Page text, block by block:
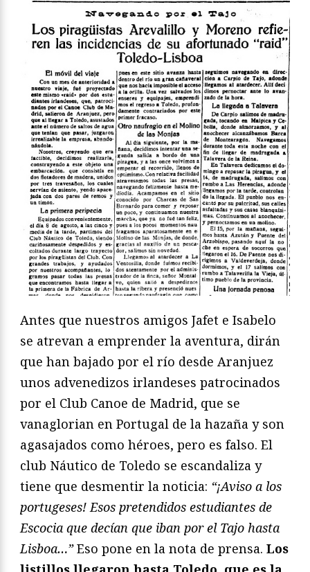
Antes que nuestros amigos Jafet e Isabelo
se atrevan a emprender la aventura, dirán
que han bajado por el río desde Aranjuez
unos advenedizos irlandeses patrocinados
por el Club Canoe de Madrid, que se
vanaglorian en Portugal de la hazaña y son
agasajados como héroes, pero es falso. El
club Náutico de Toledo se escandaliza y
tiene que desmentir la noticia: “¡Aviso a los
portugeses! Esos pretendidos estudiantes de
Escocia que decían que iban por el Tajo hasta
Lisboa…”Eso pone en la nota de prensa. Los